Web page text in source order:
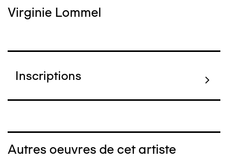
Virginie Lommel
Inscriptions
Autres oeuvres de cet artiste